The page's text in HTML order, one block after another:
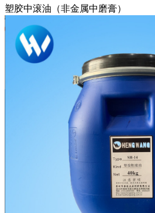
塑胶中滚油（非金属中磨膏）